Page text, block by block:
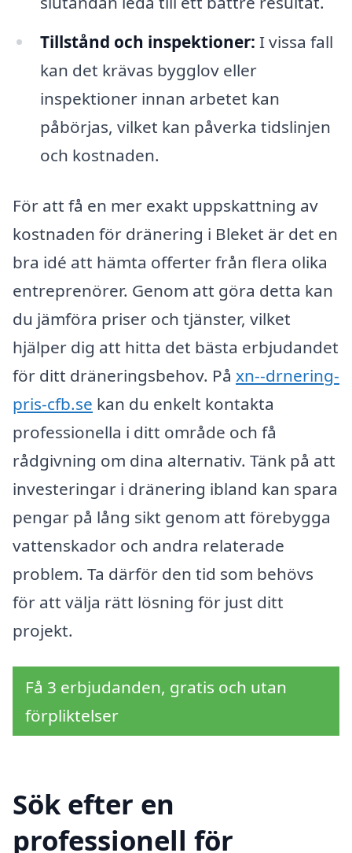
Tillstånd och inspektioner: I vissa fall
kan det krävas bygglov eller
inspektioner innan arbetet kan
påbörjas, vilket kan påverka tidslinjen
och kostnaden.
För att få en mer exakt uppskattning av
kostnaden för dränering i Bleket är det en
bra idé att hämta offerter från flera olika
entreprenörer. Genom att göra detta kan
du jämföra priser och tjänster, vilket
hjälper dig att hitta det bästa erbjudandet
för ditt dräneringsbehov. På xn--drnering-
pris-cfb.se kan du enkelt kontakta
professionella i ditt område och få
rådgivning om dina alternativ. Tänk på att
investeringar i dränering ibland kan spara
pengar på lång sikt genom att förebygga
vattenskador och andra relaterade
problem. Ta därför den tid som behövs
för att välja rätt lösning för just ditt
projekt.
Få 3 erbjudanden, gratis och utan
förpliktelser
Sök efter en
professionell för